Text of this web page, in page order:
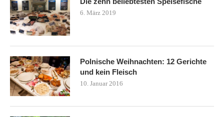
6. März 2019
Polnische Weihnachten: 12 Gerichte
und kein Fleisch
10. Januar 2016